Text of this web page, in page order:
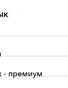
- премиум